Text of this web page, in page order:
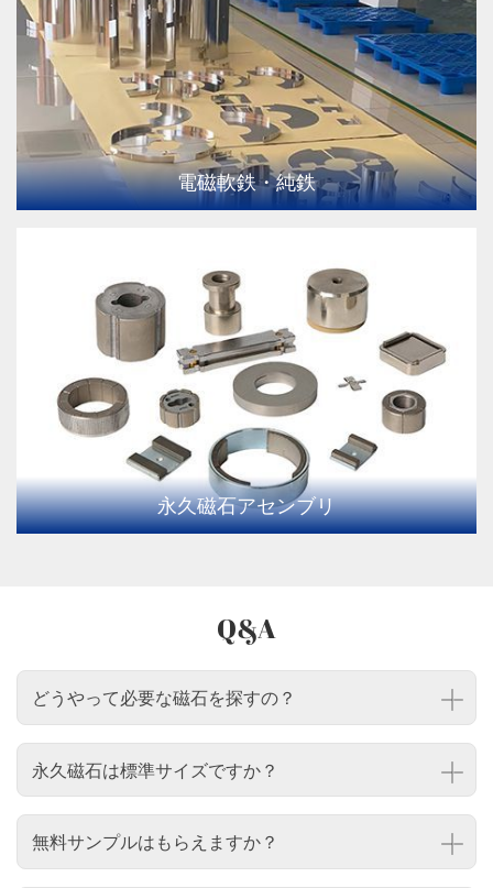
電磁軟鉄・純鉄
永久磁石アセンブリ
Q&A
どうやって必要な磁石を探すの？
永久磁石は標準サイズですか？
無料サンプルはもらえますか？